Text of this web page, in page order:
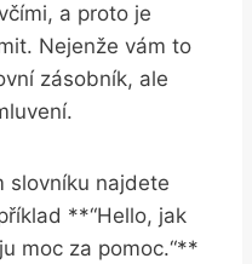
a proto⁤ je
Nejenže vám to
zásobník, ale
slovníku najdete
**“Hello,⁢ jak
moc za pomoc.“**